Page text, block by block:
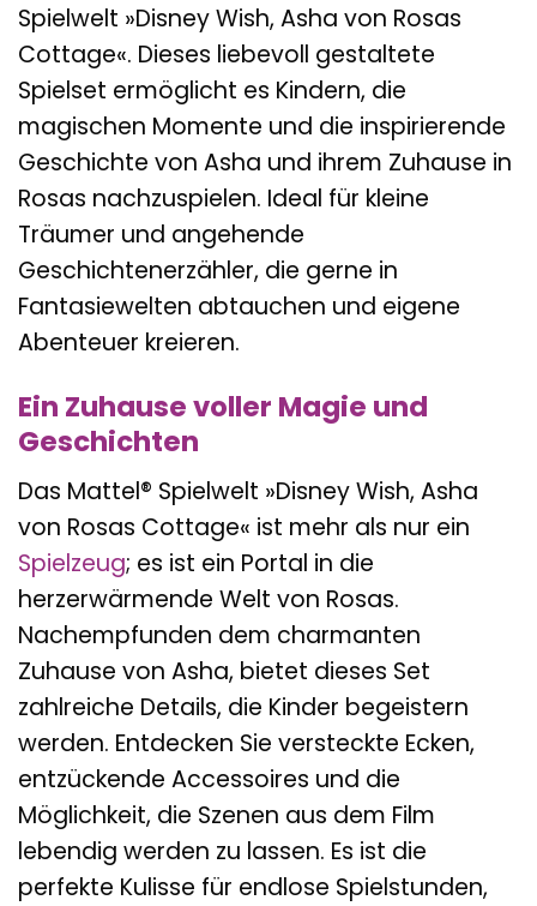
Spielwelt »Disney Wish, Asha von Rosas
Cottage«. Dieses liebevoll gestaltete
Spielset ermöglicht es Kindern, die
magischen Momente und die inspirierende
Geschichte von Asha und ihrem Zuhause in
Rosas nachzuspielen. Ideal für kleine
Träumer und angehende
Geschichtenerzähler, die gerne in
Fantasiewelten abtauchen und eigene
Abenteuer kreieren.
Ein Zuhause voller Magie und
Geschichten
Das Mattel® Spielwelt »Disney Wish, Asha
von Rosas Cottage« ist mehr als nur ein
Spielzeug; es ist ein Portal in die
herzerwärmende Welt von Rosas.
Nachempfunden dem charmanten
Zuhause von Asha, bietet dieses Set
zahlreiche Details, die Kinder begeistern
werden. Entdecken Sie versteckte Ecken,
entzückende Accessoires und die
Möglichkeit, die Szenen aus dem Film
lebendig werden zu lassen. Es ist die
perfekte Kulisse für endlose Spielstunden,